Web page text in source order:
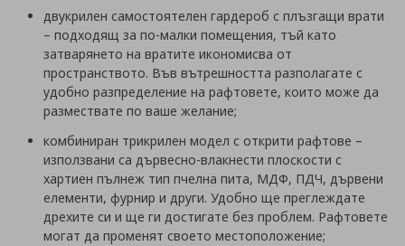
двукрилен самостоятелен гардероб с плъзгащи врати
– подходящ за по-малки помещения, тъй като
затварянето на вратите икономисва от
пространството. Във вътрешността разполагате с
удобно разпределение на рафтовете, които може да
размествате по ваше желание;
комбиниран трикрилен модел с открити рафтове –
използвани са дървесно-влакнести плоскости с
хартиен пълнеж тип пчелна пита, МДФ, ПДЧ, дървени
елементи, фурнир и други. Удобно ще преглеждате
дрехите си и ще ги достигате без проблем. Рафтовете
могат да променят своето местоположение;